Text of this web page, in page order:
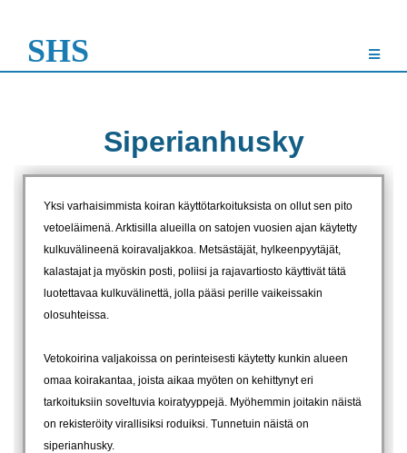
SHS
Siperianhusky
Yksi varhaisimmista koiran käyttötarkoituksista on ollut sen pito
vetoeläimenä. Arktisilla alueilla on satojen vuosien ajan käytetty
kulkuvälineenä koiravaljakkoa. Metsästäjät, hylkeenpyytäjät,
kalastajat ja myöskin posti, poliisi ja rajavartiosto käyttivät tätä
luotettavaa kulkuvälinettä, jolla pääsi perille vaikeissakin
olosuhteissa.
Vetokoirina valjakoissa on perinteisesti käytetty kunkin alueen
omaa koirakantaa, joista aikaa myöten on kehittynyt eri
tarkoituksiin soveltuvia koiratyyppejä. Myöhemmin joitakin näistä
on rekisteröity virallisiksi roduiksi. Tunnetuin näistä on
siperianhusky.